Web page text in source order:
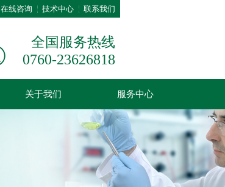
在线咨询 技术中心 联系我们
全国服务热线
0760-23626818
关于我们 服务中心